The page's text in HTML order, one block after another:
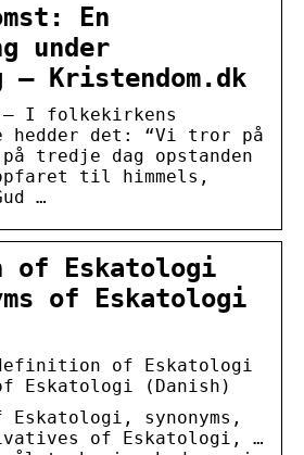
En
under
– Kristendom.dk
— I folkekirkens
hedder det: “Vi tror på
tredje dag opstanden
til himmels,
…
Eskatologi
of Eskatologi
of Eskatologi
Eskatologi (Danish)
synonyms,
of Eskatologi, …